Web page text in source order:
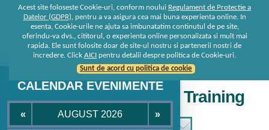
Acest site foloseste Cookie-uri, conform noului Regulament de Protectie a
Datelor (GDPR), pentru a va asigura cea mai buna experienta online. In
esenta, Cookie-urile ne ajuta sa imbunatatim continutul de pe site,
oferindu-va dvs., cititorul, o experienta online personalizata si mult mai
rapida. Ele sunt folosite doar de site-ul nostru si partenerii nostri de
incredere. Click AICI pentru detalii despre politica de Cookie-uri.
Sunt de acord cu politica de cookie
Seminare • Conferinte • Training
CALENDAR EVENIMENTE
« AUGUST 2026 »